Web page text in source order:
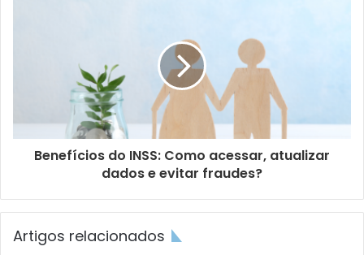
Benefícios do INSS: Como acessar, atualizar
dados e evitar fraudes?
Artigos relacionados